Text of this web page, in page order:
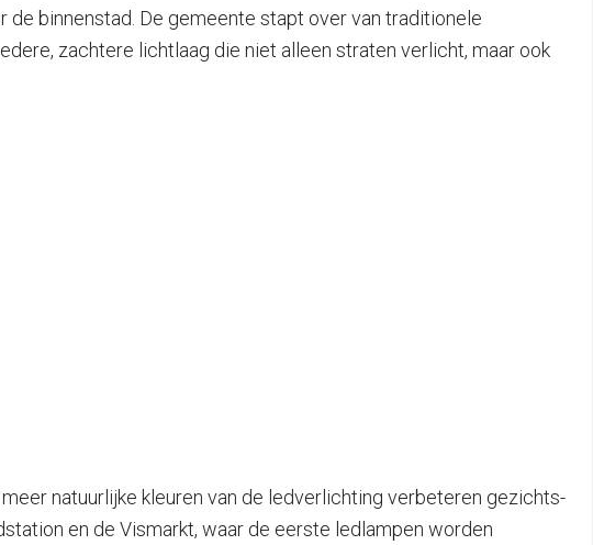
binnenstad. De gemeente stapt over van traditionele
zachtere lichtlaag die niet alleen straten verlicht, maar ook
natuurlijke kleuren van de ledverlichting verbeteren gezichts-
en de Vismarkt, waar de eerste ledlampen worden